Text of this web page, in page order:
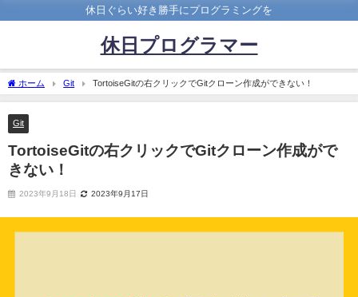
休日ぐらい好き勝手にプログラミングを
休日プログラマー
ホーム Git TortoiseGitの右クリックでGitクローン作成ができない！
Git
TortoiseGitの右クリックでGitクローン作成がで
きない！
2023年9月18日 2023年9月17日